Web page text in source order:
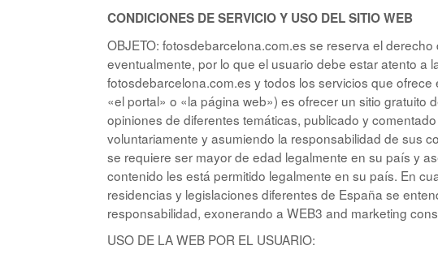
CONDICIONES DE SERVICIO Y USO DEL SITIO WEB
OBJETO: fotosdebarcelona.com.es se reserva el
eventualmente, por lo que el usuario debe estar atento a
fotosdebarcelona.com.es y todos los servicios que
«el portal» o «la página web») es ofrecer un sitio gratuito
opiniones de diferentes temáticas, publicado y
voluntariamente y asumiendo la responsabilidad de sus
se requiere ser mayor de edad legalmente en su país y
contenido les está permitido legalmente en su país. En
residencias y legislaciones diferentes de España se
responsabilidad, exonerando a WEB3 and marketing
USO DE LA WEB POR EL USUARIO: